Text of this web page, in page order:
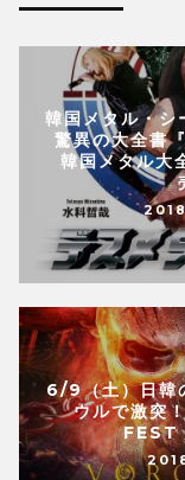
韓国メタル・シ
驚異の大全書
韓国メタル大
6/9（土）日韓
ウルで激突
FEST